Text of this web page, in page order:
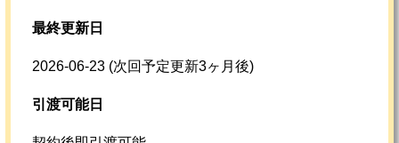
最終更新日
2026-06-23 (次回予定更新3ヶ月後)
引渡可能日